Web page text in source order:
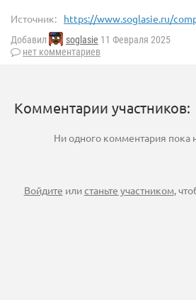
Источник: https://www.soglasie.ru/
Добавил soglasie 11 Февраля 2025
нет комментариев
Комментарии участников:
Ни одного комментария пока
Войдите илистаньте участником,